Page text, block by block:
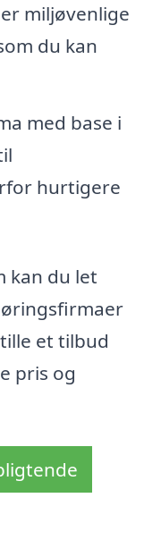
miljøvenlige
du kan
med base i
hurtigere
kan du let
et tilbud
pris og